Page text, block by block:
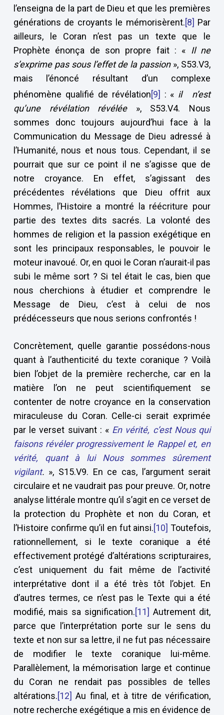
l’enseigna de la part de Dieu et que les premières
générations de croyants le mémorisèrent.[8] Par
ailleurs, le Coran n’est pas un texte que le
Prophète énonça de son propre fait : «
Il ne
s’exprime pas sous l’effet de la passion», S53.V3,
mais l’énoncé résultant d’un complexe
phénomène qualifié de révélation[9] : « il
n’est
qu’une révélation révélée », S53.V4. Nous
sommes donc toujours aujourd’hui face à la
Communication du Message de Dieu adressé à
l’Humanité, nous et nous tous. Cependant, il se
pourrait que sur ce point il ne s’agisse que de
notre croyance. En effet, s’agissant des
précédentes révélations que Dieu offrit aux
Hommes, l’Histoire a montré la réécriture pour
partie des textes dits sacrés. La volonté des
hommes de religion et la passion exégétique en
sont les principaux responsables, le pouvoir le
moteur inavoué. Or, en quoi le Coran n’aurait-il pas
subi le même sort ? Si tel était le cas, bien que
nous cherchions à étudier et comprendre le
Message de Dieu, c’est à celui de nos
prédécesseurs que nous serions confrontés !
Concrètement, quelle garantie possédons-nous
quant à l’authenticité du texte coranique ? Voilà
bien l’objet de la première recherche, car en la
matière l’on ne peut scientifiquement se
contenter de notre croyance en la conservation
miraculeuse du Coran. Celle-ci serait exprimée
par le verset suivant : « En vérité, c’est Nous qui
faisons révéler progressivement le Rappel et, en
vérité, quant à lui Nous sommes sûrement
vigilant. », S15.V9. En ce cas, l’argument serait
circulaire et ne vaudrait pas pour preuve. Or, notre
analyse littérale montre qu’il s’agit en ce verset de
la protection du Prophète et non du Coran, et
l’Histoire confirme qu’il en fut ainsi.[10] Toutefois,
rationnellement, si le texte coranique a été
effectivement protégé d’altérations scripturaires,
c’est uniquement du fait même de l’activité
interprétative dont il a été très tôt l’objet. En
d’autres termes, ce n’est pas le Texte qui a été
modifié, mais sa signification.[11] Autrement dit,
parce que l’interprétation porte sur le sens du
texte et non sur sa lettre, il ne fut pas nécessaire
de modifier le texte coranique lui-même.
Parallèlement, la mémorisation large et continue
du Coran ne rendait pas possibles de telles
altérations.[12] Au final, et à titre de vérification,
notre recherche exégétique a mis en évidence de